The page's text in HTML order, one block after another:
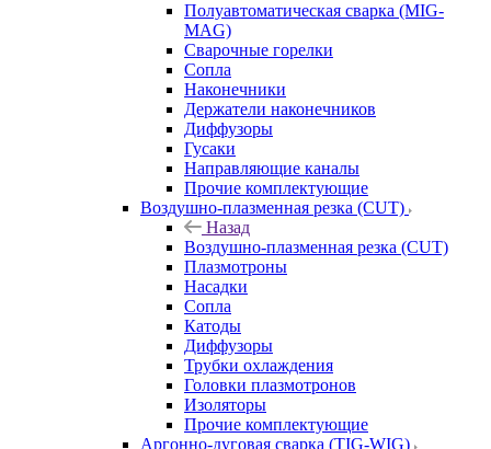
Полуавтоматическая сварка (MIG-
MAG)
Сварочные горелки
Сопла
Наконечники
Держатели наконечников
Диффузоры
Гусаки
Направляющие каналы
Прочие комплектующие
Воздушно-плазменная резка (CUT)
Назад
Воздушно-плазменная резка (CUT)
Плазмотроны
Насадки
Сопла
Катоды
Диффузоры
Трубки охлаждения
Головки плазмотронов
Изоляторы
Прочие комплектующие
Аргонно-дуговая сварка (TIG-WIG)